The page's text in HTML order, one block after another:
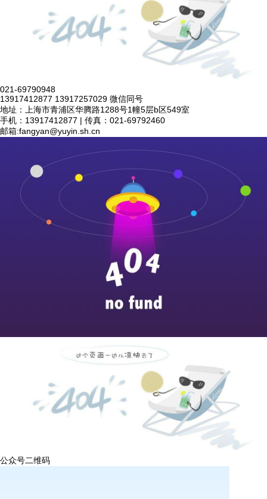
021-69790948
13917412877 13917257029 微信同号
地址：上海市青浦区华腾路1288号1幢5层b区549室
手机：13917412877 | 传真：021-69792460
邮箱:fangyan@yuyin.sh.cn
公众号二维码